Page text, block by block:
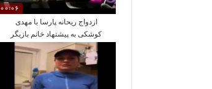
00:06
ازدواج ریحانه پارسا با مهدی
کوشکی به پیشنهاد خانم بازیگر